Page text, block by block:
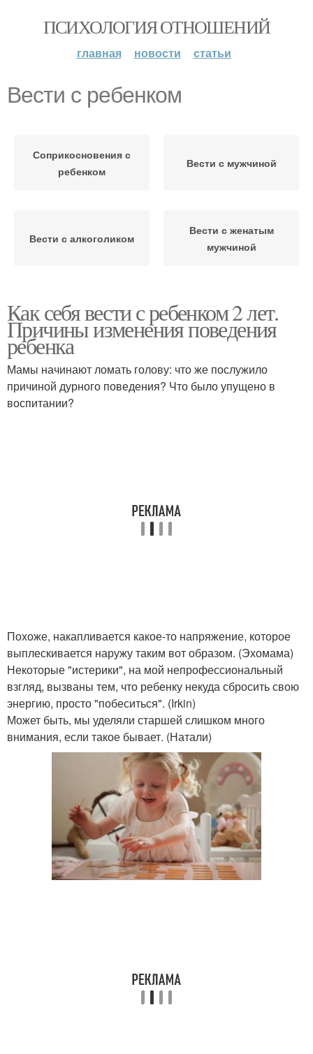
ПСИХОЛОГИЯ ОТНОШЕНИЙ
главная новости статьи
Вести с ребенком
Соприкосновения с
ребенком
Вести с мужчиной
Вести с алкоголиком
Вести с женатым
мужчиной
Как себя вести с ребенком 2 лет.
Причины изменения поведения
ребенка
Мамы начинают ломать голову: что же послужило
причиной дурного поведения? Что было упущено в
воспитании?
Похоже, накапливается какое-то напряжение, которое
выплескивается наружу таким вот образом. (Эхомама)
Некоторые "истерики", на мой непрофессиональный
взгляд, вызваны тем, что ребенку некуда сбросить свою
энергию, просто "побеситься". (Irkin)
Может быть, мы уделяли старшей слишком много
внимания, если такое бывает. (Натали)